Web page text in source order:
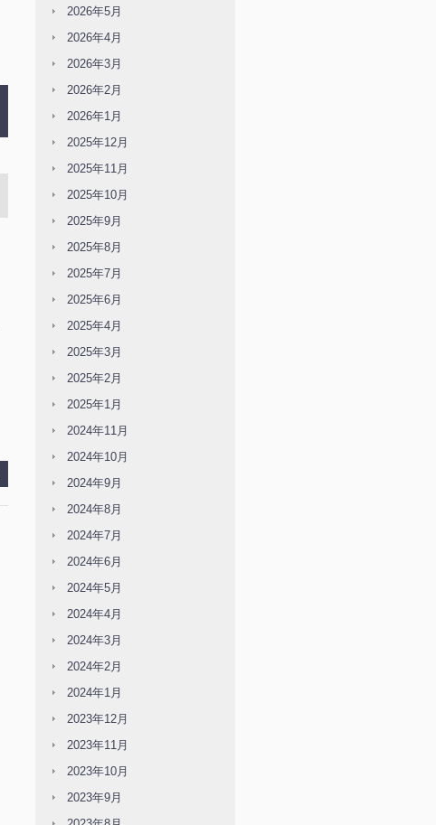
2026年5月
2026年4月
2026年3月
2026年2月
2026年1月
2025年12月
2025年11月
2025年10月
2025年9月
2025年8月
2025年7月
2025年6月
2025年4月
2025年3月
2025年2月
2025年1月
2024年11月
2024年10月
2024年9月
2024年8月
2024年7月
2024年6月
2024年5月
2024年4月
2024年3月
2024年2月
2024年1月
2023年12月
2023年11月
2023年10月
2023年9月